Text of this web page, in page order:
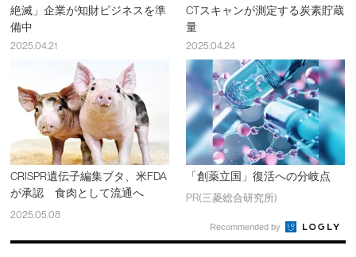
絶滅」企業が知財ビジネスを準
備中
2025.04.21
CTスキャンが測定する炭素貯蔵
量
2025.04.24
CRISPR遺伝子編集ブタ、米FDA
が承認 食肉として流通へ
2025.05.08
「創薬立国」復活への分岐点
PR(三菱総合研究所)
Recommended by